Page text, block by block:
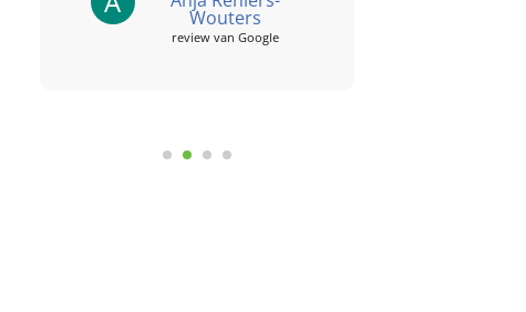
activiteiten tot...
Wouters
review van Google